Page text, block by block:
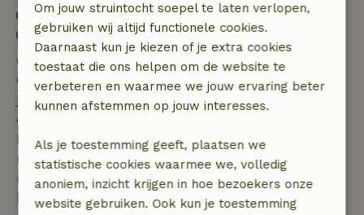
Contactloos verblijf mogelijk
Vuurwerkvrije omgeving
Gratis annuleren binnen 7 dagen
Gratis annuleren binnen 7 dagen na bevestiging van
je boeking, bij een boekingsaanvraag meer dan 28
dagen voor aanvang. Bij een boeking met aanvang
binnen 28 dagen geldt gratis annuleren binnen 24
uur. Bij annulering binnen gestelde periode heb je
recht op volledige terugbetaling van het
boekingsbedrag.
Om jouw struintocht soepel te laten verlopen,
gebruiken wij altijd functionele cookies.
Daarnaast kun je kiezen of je extra cookies
toestaat die ons helpen om de website te
verbeteren en waarmee we jouw ervaring beter
kunnen afstemmen op jouw interesses.
Als je toestemming geeft, plaatsen we
statistische cookies waarmee we, volledig
anoniem, inzicht krijgen in hoe bezoekers onze
website gebruiken. Ook kun je toestemming